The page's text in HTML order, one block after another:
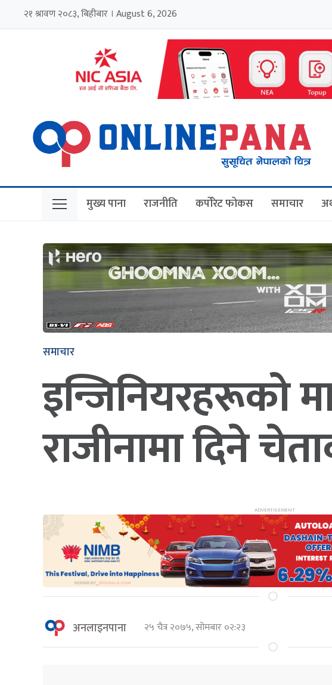
२१ श्रावण २०८३, बिहीबार । August 6, 2026
मुख्य पाना राजनीति कर्पोरेट फोकस समाचार
समाचार
इन्जिनियरहरूको
राजीनामा दिने
अनलाइनपाना २५ चैत्र २०७५, सोमबार ०२:२३